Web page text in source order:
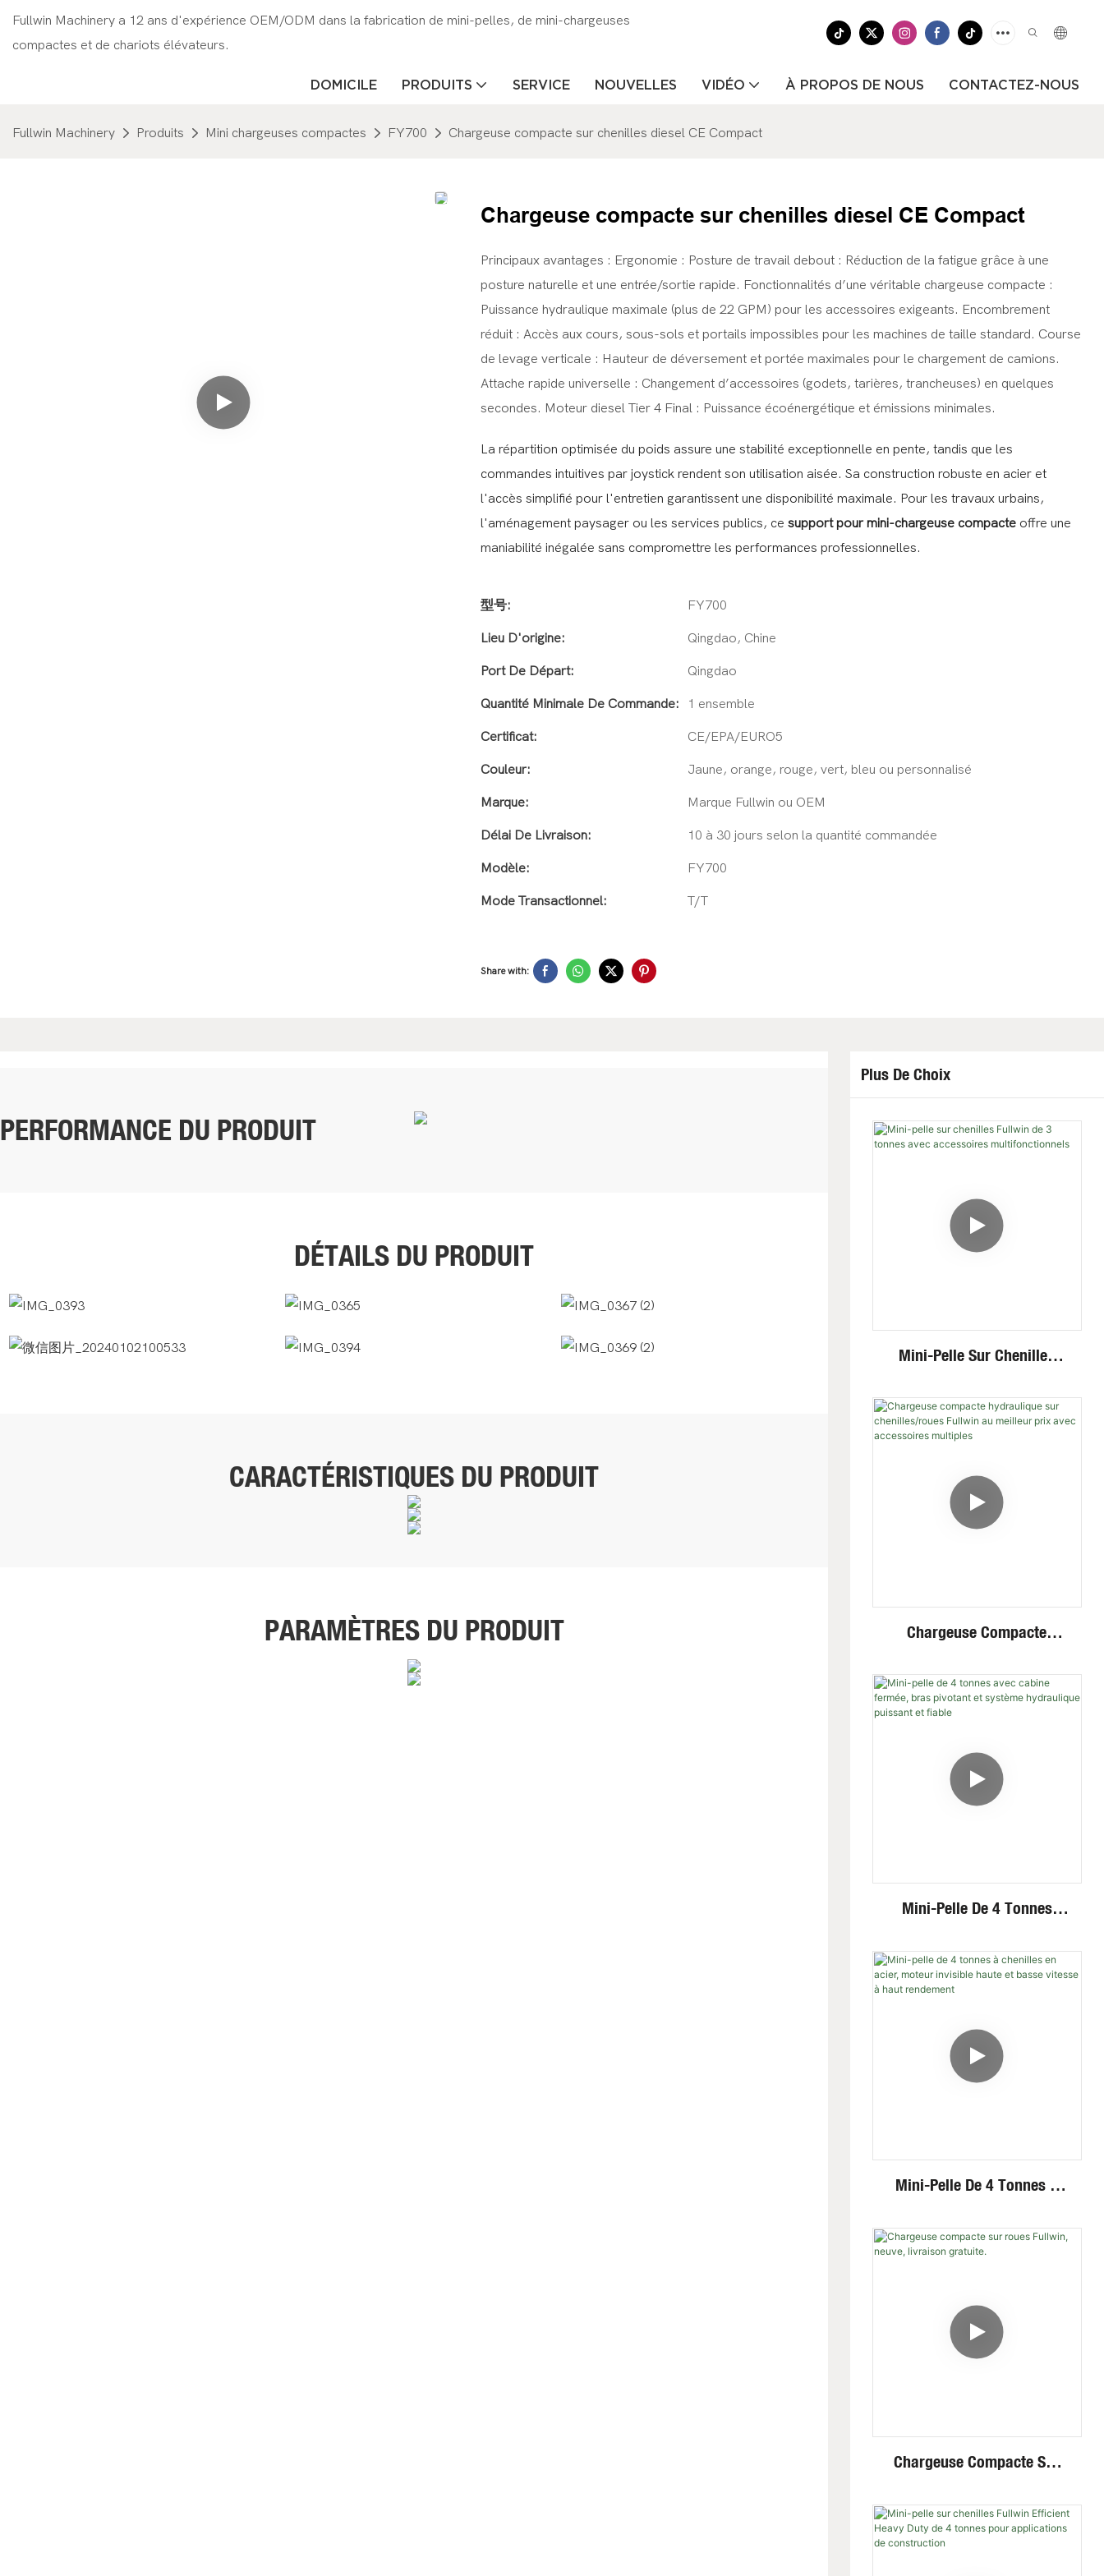
Fullwin Machinery a 12 ans d'expérience OEM/ODM dans la fabrication de mini-pelles, de mini-chargeuses
compactes et de chariots élévateurs.
DOMICILE PRODUITS SERVICE NOUVELLES VIDÉO À PROPOS DE NOUS CONTACTEZ-NOUS
Fullwin Machinery Produits Mini chargeuses compactes FY700 Chargeuse compacte sur chenilles diesel CE Compact
Chargeuse compacte sur chenilles diesel CE Compact
Principaux avantages : Ergonomie : Posture de travail debout : Réduction de la fatigue grâce à une
posture naturelle et une entrée/sortie rapide. Fonctionnalités d’une véritable chargeuse compacte :
Puissance hydraulique maximale (plus de 22 GPM) pour les accessoires exigeants. Encombrement
réduit : Accès aux cours, sous-sols et portails impossibles pour les machines de taille standard. Course
de levage verticale : Hauteur de déversement et portée maximales pour le chargement de camions.
Attache rapide universelle : Changement d’accessoires (godets, tarières, trancheuses) en quelques
secondes. Moteur diesel Tier 4 Final : Puissance écoénergétique et émissions minimales.
La répartition optimisée du poids assure une stabilité exceptionnelle en pente, tandis que les
commandes intuitives par joystick rendent son utilisation aisée. Sa construction robuste en acier et
l'accès simplifié pour l'entretien garantissent une disponibilité maximale. Pour les travaux urbains,
l'aménagement paysager ou les services publics, ce support pour mini-chargeuse compacte offre une
maniabilité inégalée sans compromettre les performances professionnelles.
型号: FY700
Lieu D'origine: Qingdao, Chine
Port De Départ: Qingdao
Quantité Minimale De Commande: 1 ensemble
Certificat: CE/EPA/EURO5
Couleur: Jaune, orange, rouge, vert, bleu ou personnalisé
Marque: Marque Fullwin ou OEM
Délai De Livraison: 10 à 30 jours selon la quantité commandée
Modèle: FY700
Mode Transactionnel: T/T
Share with:
PERFORMANCE DU PRODUIT
DÉTAILS DU PRODUIT
CARACTÉRISTIQUES DU PRODUIT
PARAMÈTRES DU PRODUIT
Plus De Choix
Mini-Pelle Sur Chenilles
Accessoires
Multifonctionnels
Chargeuse Compacte
Chenilles/roues Fullwin Au
Meilleur Prix Avec
Mini-Pelle De 4 Tonnes
Pivotant Et Système
Hydraulique Puissant Et
Mini-Pelle De 4 Tonnes À
Invisible Haute Et Basse
Vitesse À Haut Rendement
Chargeuse Compacte Sur
Livraison Gratuite.